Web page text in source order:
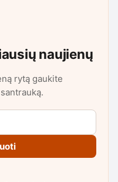
naujienų
rytą gaukite